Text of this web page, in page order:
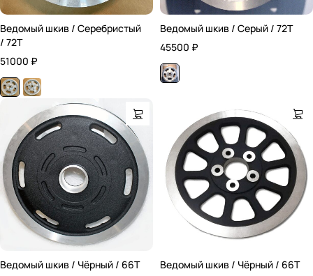
Ведомый шкив / Серебристый
/ 72T
51000 ₽
Ведомый шкив / Серый / 72T
45500 ₽
Ведомый шкив / Чёрный / 66T
Ведомый шкив / Чёрный / 66T